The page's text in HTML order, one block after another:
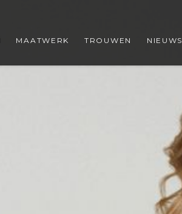
MAATWERK TROUWEN NIEUWS